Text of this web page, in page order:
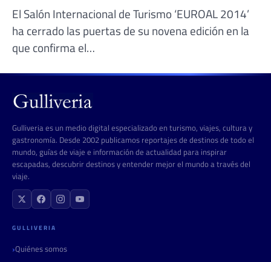
El Salón Internacional de Turismo ‘EUROAL 2014’
ha cerrado las puertas de su novena edición en la
que confirma el…
Gulliveria es un medio digital especializado en turismo, viajes, cultura y
gastronomía. Desde 2002 publicamos reportajes de destinos de todo el
mundo, guías de viaje e información de actualidad para inspirar
escapadas, descubrir destinos y entender mejor el mundo a través del
viaje.
GULLIVERIA
Quiénes somos